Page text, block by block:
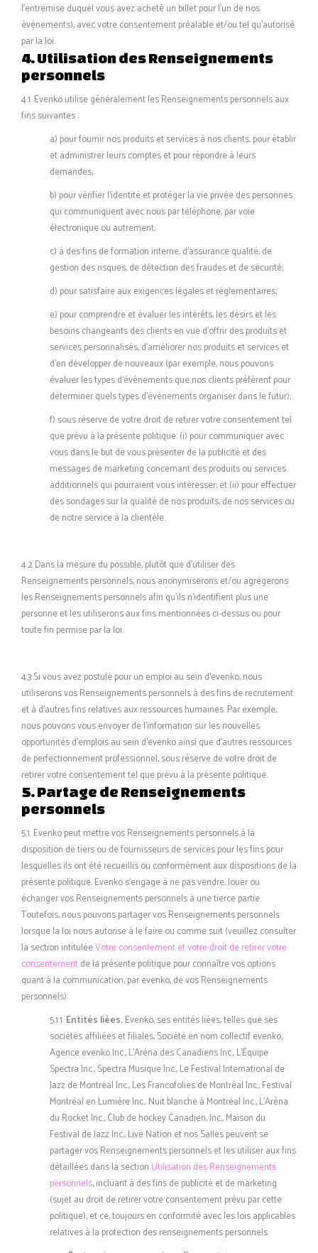
l’entremise duquel vous avez acheté un billet pour l’un de nos
événements), avec votre consentement préalable et/ou tel qu’autorisé
par la loi.
4. Utilisation des Renseignements
personnels
4.1. Evenko utilise généralement les Renseignements personnels aux
fins suivantes :
a) pour fournir nos produits et services à nos clients, pour établir
et administrer leurs comptes et pour répondre à leurs
demandes;
b) pour vérifier l’identité et protéger la vie privée des personnes
qui communiquent avec nous par téléphone, par voie
électronique ou autrement;
c) à des fins de formation interne, d’assurance qualité, de
gestion des risques, de détection des fraudes et de sécurité;
d) pour satisfaire aux exigences légales et réglementaires;
e) pour comprendre et évaluer les intérêts, les désirs et les
besoins changeants des clients en vue d’offrir des produits et
services personnalisés, d’améliorer nos produits et services et
d’en développer de nouveaux (par exemple, nous pouvons
évaluer les types d’événements que nos clients préfèrent pour
déterminer quels types d’événements organiser dans le futur);
f) sous réserve de votre droit de retirer votre consentement tel
que prévu à la présente politique: (i) pour communiquer avec
vous dans le but de vous présenter de la publicité et des
messages de marketing concernant des produits ou services
additionnels qui pourraient vous intéresser; et (ii) pour effectuer
des sondages sur la qualité de nos produits, de nos services ou
de notre service à la clientèle.
4.2 Dans la mesure du possible, plutôt que d’utiliser des
Renseignements personnels, nous anonymiserons et/ou agrégerons
les Renseignements personnels afin qu’ils n’identifient plus une
personne et les utiliserons aux fins mentionnées ci-dessus ou pour
toute fin permise par la loi.
4.3 Si vous avez postulé pour un emploi au sein d’evenko, nous
utiliserons vos Renseignements personnels à des fins de recrutement
et à d’autres fins relatives aux ressources humaines. Par exemple,
nous pouvons vous envoyer de l’information sur les nouvelles
opportunités d’emplois au sein d’evenko ainsi que d’autres ressources
de perfectionnement professionnel, sous réserve de votre droit de
retirer votre consentement tel que prévu à la présente politique.
5. Partage de Renseignements
personnels
5.1. Evenko peut mettre vos Renseignements personnels à la
disposition de tiers ou de fournisseurs de services pour les fins pour
lesquelles ils ont été recueillis ou conformément aux dispositions de la
présente politique. Evenko s’engage à ne pas vendre, louer ou
échanger vos Renseignements personnels à une tierce partie.
Toutefois, nous pouvons partager vos Renseignements personnels
lorsque la loi nous autorise à le faire ou comme suit (veuillez consulter
la section intituléeVotre consentement et votre droit de retirer votre
consentementde la présente politique pour connaître vos options
quant à la communication, par evenko, de vos Renseignements
personnels):
5.1.1.Entités liées.Evenko, ses entités liées, telles que ses
sociétés affiliées et filiales, Société en nom collectif evenko,
Agence evenko Inc., L’Aréna des Canadiens Inc., L’Équipe
Spectra Inc., Spectra Musique Inc., Le Festival International de
Jazz de Montréal Inc., Les Francofolies de Montréal Inc., Festival
Montréal en Lumière Inc., Nuit blanche à Montréal Inc., L’Aréna
du Rocket Inc., Club de hockey Canadien, Inc., Maison du
Festival de Jazz Inc., Live Nation et nos Salles peuvent se
partager vos Renseignements personnels et les utiliser aux fins
détaillées dans la section Utilisation des Renseignements
personnels, incluant à des fins de publicité et de marketing
(sujet au droit de retirer votre consentement prévu par cette
politique), et ce, toujours en conformité avec les lois applicables
relatives à la protection des renseignements personnels.